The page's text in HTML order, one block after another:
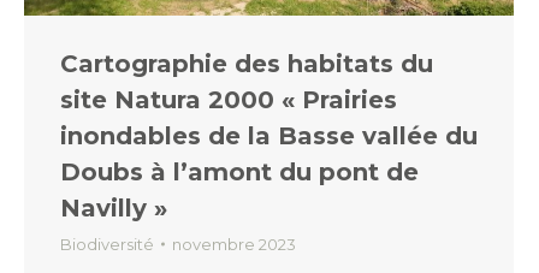
Cartographie des habitats du
site Natura 2000 « Prairies
inondables de la Basse vallée du
Doubs à l’amont du pont de
Navilly »
Biodiversité novembre 2023